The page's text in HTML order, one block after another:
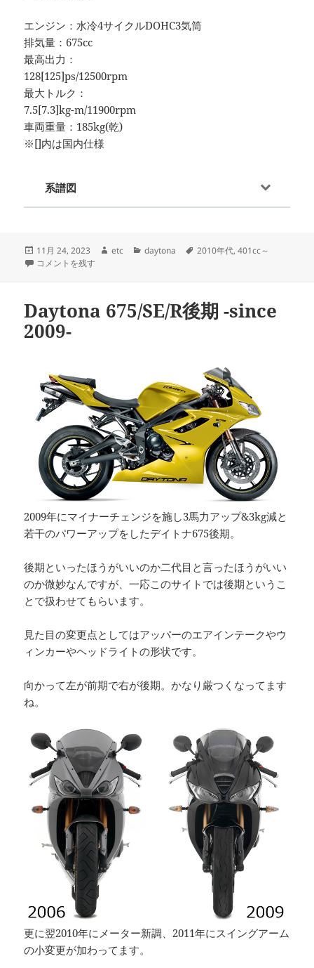
エンジン：水冷4サイクルDOHC3気筒
排気量：675cc
最高出力：
128[125]ps/12500rpm
最大トルク：
7.5[7.3]kg-m/11900rpm
車両重量：185kg(乾)
※[]内は国内仕様
系譜図
投
稿
11月 24, 2023
作
etc
カ
daytona
タ
2010年代,401cc～
Daytona 675 ABS/R -since 2014- に
コメントを残す
Daytona 675/SE/R後期 -since
2009-
2009年にマイナーチェンジを施し3馬力アップ&3kg減と
若干のパワーアップをしたデイトナ675後期。
後期といったほうがいいのか二代目と言ったほうがいい
のか微妙なんですが、一応このサイトでは後期というこ
とで扱わせてもらいます。
見た目の変更点としてはアッパーのエアインテークやウ
ィンカーやヘッドライトの形状です。
向かって左が前期で右が後期。かなり厳つくなってます
ね。
更に翌2010年にメーター新調、2011年にスイングアーム
の小変更が加わってます。